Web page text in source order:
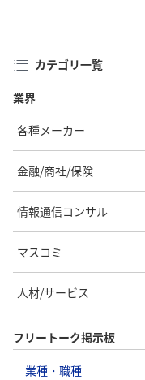
カテゴリ一覧
業界
各種メーカー
金融/商社/保険
情報通信コンサル
マスコミ
人材/サービス
フリートーク掲示板
業種・職種